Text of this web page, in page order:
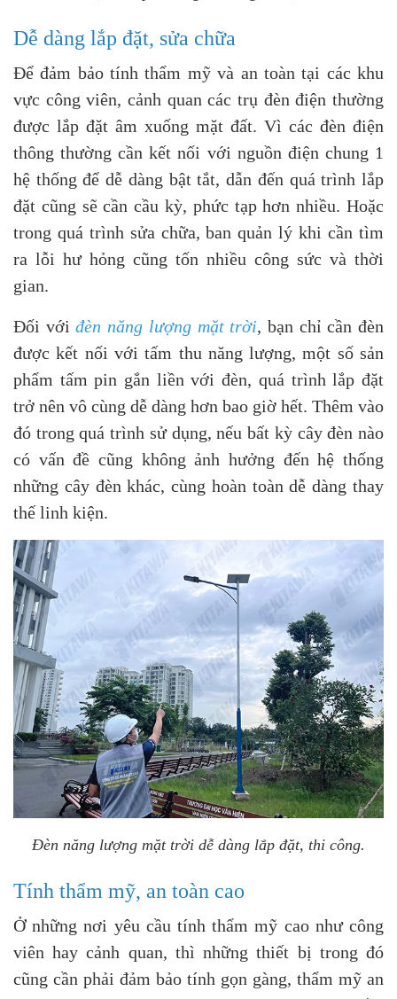
Dễ dàng lắp đặt, sửa chữa
Để đảm bảo tính thẩm mỹ và an toàn tại các khu
vực công viên, cảnh quan các trụ đèn điện thường
được lắp đặt âm xuống mặt đất. Vì các đèn điện
thông thường cần kết nối với nguồn điện chung 1
hệ thống để dễ dàng bật tắt, dẫn đến quá trình lắp
đặt cũng sẽ cần cầu kỳ, phức tạp hơn nhiều. Hoặc
trong quá trình sửa chữa, ban quản lý khi cần tìm
ra lỗi hư hỏng cũng tốn nhiều công sức và thời
gian.
Đối vớiđèn năng lượng mặt trời, bạn chỉ cần đèn
được kết nối với tấm thu năng lượng, một số sản
phẩm tấm pin gắn liền với đèn, quá trình lắp đặt
trở nên vô cùng dễ dàng hơn bao giờ hết. Thêm vào
đó trong quá trình sử dụng, nếu bất kỳ cây đèn nào
có vấn đề cũng không ảnh hưởng đến hệ thống
những cây đèn khác, cùng hoàn toàn dễ dàng thay
thế linh kiện.
Đèn năng lượng mặt trời dễ dàng lắp đặt, thi công.
Tính thẩm mỹ, an toàn cao
Ở những nơi yêu cầu tính thẩm mỹ cao như công
viên hay cảnh quan, thì những thiết bị trong đó
cũng cần phải đảm bảo tính gọn gàng, thẩm mỹ an